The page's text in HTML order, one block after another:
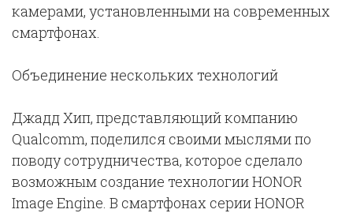
камерами, установленными на современных
смартфонах.
Объединение нескольких технологий
Джадд Хип, представляющий компанию
Qualcomm, поделился своими мыслями по
поводу сотрудничества, которое сделало
возможным создание технологии HONOR
Image Engine. В смартфонах серии HONOR